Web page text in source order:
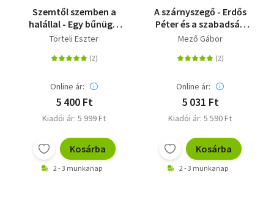
Szemtől szemben a
halállal - Egy bűnügyi
helyszínelő megrázó
Törteli Eszter
Online ár:
5 400 Ft
Kiadói ár: 5 999 Ft
Kosárba
2 - 3 munkanap
A szárnyszegő - Erdős
Péter és a szabadság
vándorai
Mező Gábor
Online ár:
5 031 Ft
Kiadói ár: 5 590 Ft
Kosárba
2 - 3 munkanap